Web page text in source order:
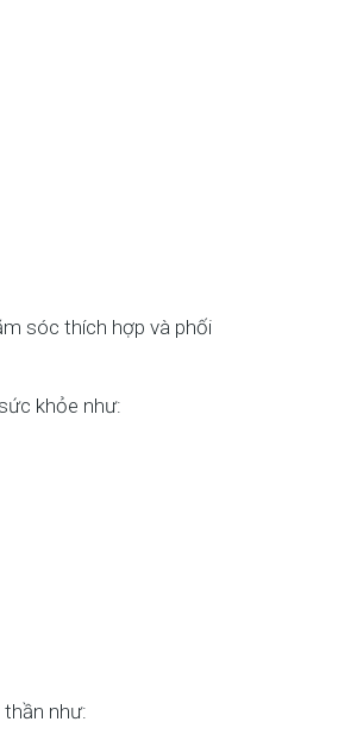
sóc thích hợp và phối
khỏe như:
như: